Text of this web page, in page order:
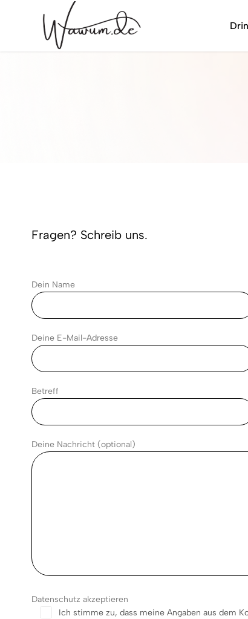
Fragen? Schreib uns.
Dein Name
Deine E-Mail-Adresse
Betreff
Deine Nachricht (optional)
Datenschutz akzeptieren
Ich stimme zu, dass meine Angaben aus dem